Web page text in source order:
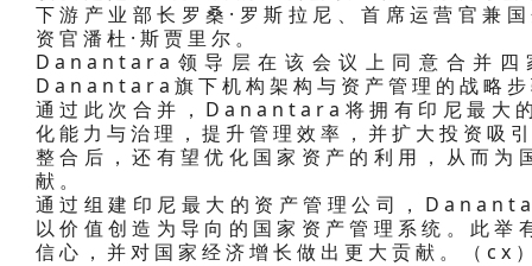
下游产业部长罗桑·罗斯拉尼、首席运营官兼
资官潘杜·斯贾里尔。
Danantara领导层在该会议上同意合并
Danantara旗下机构架构与资产管理的战略
通过此次合并，Danantara将拥有印尼最大
化能力与治理，提升管理效率，并扩大投资吸
整合后，还有望优化国家资产的利用，从而
献。
通过组建印尼最大的资产管理公司，
以价值创造为导向的国家资产管理系统。此
信心，并对国家经济增长做出更大贡献。（cx